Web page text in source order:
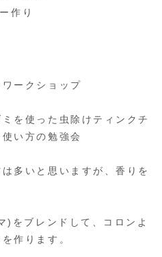
作り
ークショップ
を使った虫除けティンクチ
い方の勉強会
多いと思いますが、香りを
)をブレンドして、コロンよ
作ります。